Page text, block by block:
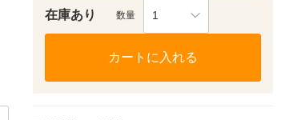
在庫あり 数量 1
カートに入れる